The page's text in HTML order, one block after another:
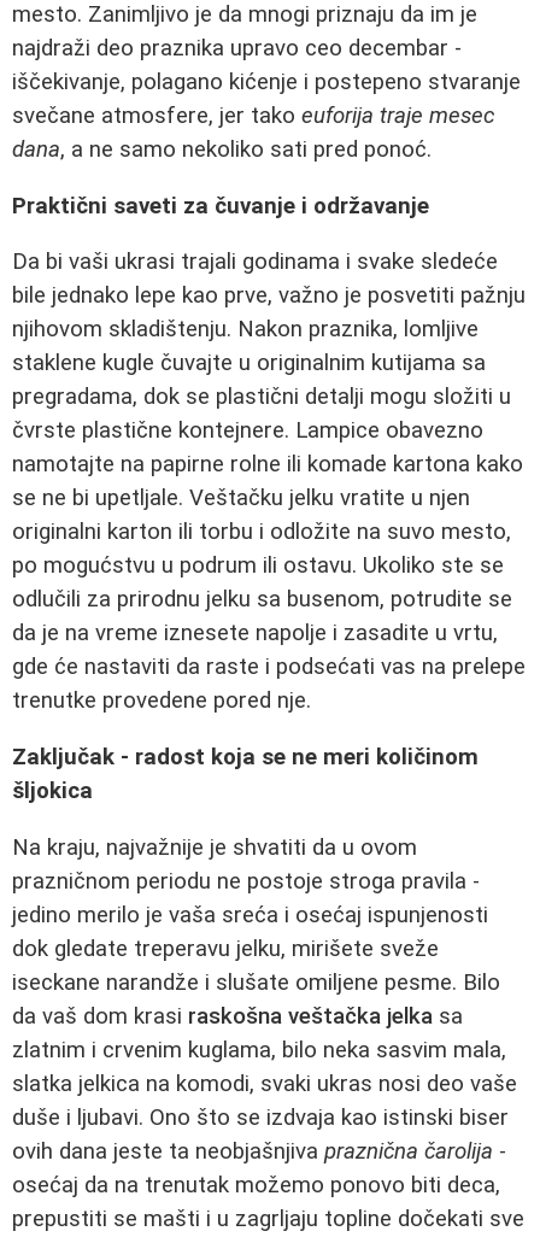
mesto. Zanimljivo je da mnogi priznaju da im je
najdraži deo praznika upravo ceo decembar -
iščekivanje, polagano kićenje i postepeno stvaranje
svečane atmosfere, jer tako euforija traje mesec
dana, a ne samo nekoliko sati pred ponoć.
Praktični saveti za čuvanje i održavanje
Da bi vaši ukrasi trajali godinama i svake sledeće
bile jednako lepe kao prve, važno je posvetiti pažnju
njihovom skladištenju. Nakon praznika, lomljive
staklene kugle čuvajte u originalnim kutijama sa
pregradama, dok se plastični detalji mogu složiti u
čvrste plastične kontejnere. Lampice obavezno
namotajte na papirne rolne ili komade kartona kako
se ne bi upetljale. Veštačku jelku vratite u njen
originalni karton ili torbu i odložite na suvo mesto,
po mogućstvu u podrum ili ostavu. Ukoliko ste se
odlučili za prirodnu jelku sa busenom, potrudite se
da je na vreme iznesete napolje i zasadite u vrtu,
gde će nastaviti da raste i podsećati vas na prelepe
trenutke provedene pored nje.
Zaključak - radost koja se ne meri količinom
šljokica
Na kraju, najvažnije je shvatiti da u ovom
prazničnom periodu ne postoje stroga pravila -
jedino merilo je vaša sreća i osećaj ispunjenosti
dok gledate treperavu jelku, mirišete sveže
iseckane narandže i slušate omiljene pesme. Bilo
da vaš dom krasi raskošna veštačka jelka sa
zlatnim i crvenim kuglama, bilo neka sasvim mala,
slatka jelkica na komodi, svaki ukras nosi deo vaše
duše i ljubavi. Ono što se izdvaja kao istinski biser
ovih dana jeste ta neobjašnjiva praznična čarolija -
osećaj da na trenutak možemo ponovo biti deca,
prepustiti se mašti i u zagrljaju topline dočekati sve